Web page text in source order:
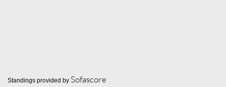
Standings provided by Sofascore